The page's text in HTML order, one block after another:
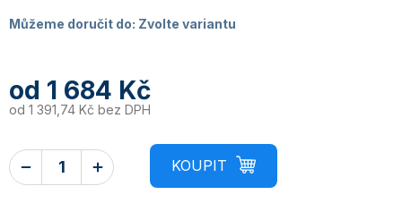
Můžeme doručit do: Zvolte variantu
od 1 684 Kč
od 1 391,74 Kč bez DPH